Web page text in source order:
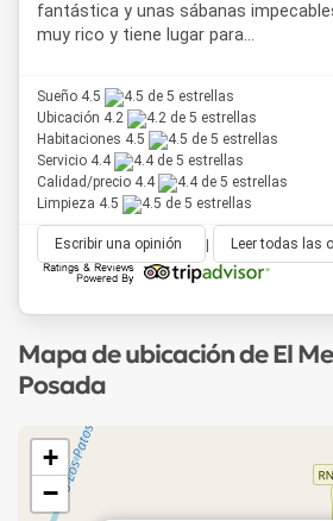
fantástica y unas sábanas
muy rico y tiene lugar para...
Sueño 4.5
Ubicación 4.2
Habitaciones 4.5
Servicio 4.4
Calidad/precio 4.4
Limpieza 4.5
Escribir una opinión | Leer todas las
Mapa de ubicación de El
Posada
+
−